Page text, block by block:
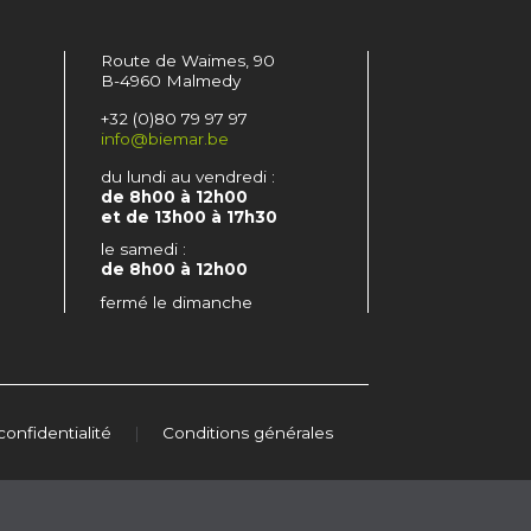
Route de Waimes, 90
B-4960 Malmedy
+32 (0)80 79 97 97
info@biemar.be
du lundi au vendredi :
de 8h00 à 12h00
et de 13h00 à 17h30
le samedi :
de 8h00 à 12h00
fermé le dimanche
| Conditions générales